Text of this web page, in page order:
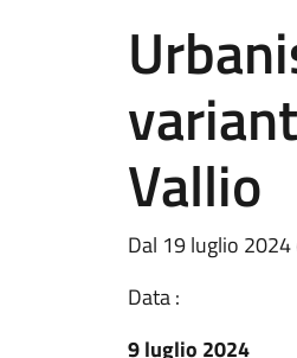
Vallio
Dal 19 luglio
Data :
9 luglio 2024